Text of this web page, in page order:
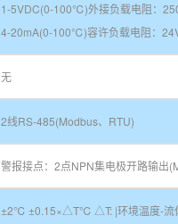
1-5VDC(0-100℃)外接负载电阻：
4-20mA(0-100℃)容许负载电阻：
无
2线RS-485(Modbus、RTU)
警报接点：2点NPN集电极开路输出
±2℃ ±0.15×△T℃ △T: |环境温度-流